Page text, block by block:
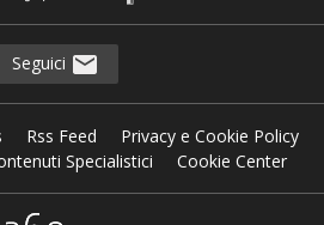
Seguici
Rss Feed
Privacy e Cookie Policy
Specialistici
Cookie Center